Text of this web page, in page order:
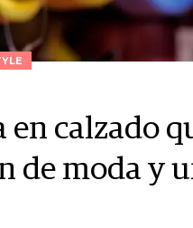
calzado
de moda y